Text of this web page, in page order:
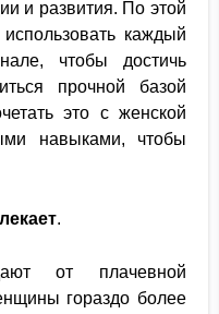
и развития. По этой
каждый
чтобы достичь
прочной базой
это с женской
навыками, чтобы
.
от плачевной
гораздо более